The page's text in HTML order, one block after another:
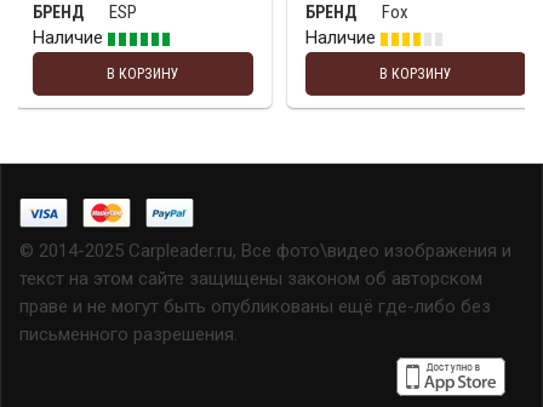
БРЕНД
ESP
Наличие
В КОРЗИНУ
БРЕНД
Fox
Наличие
В КОРЗИНУ
© 2014-2025 Carpleader.ru, Все фото\видео изображения и
текст на этом сайте защищены законом об авторском
праве и не могут быть опубликованы ещё где-либо без
письменного разрешения.